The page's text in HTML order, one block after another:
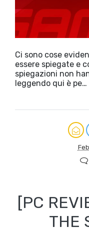
Ci sono cose
essere spiegate e
spiegazioni non
leggendo qui è pe…
[PC
THE